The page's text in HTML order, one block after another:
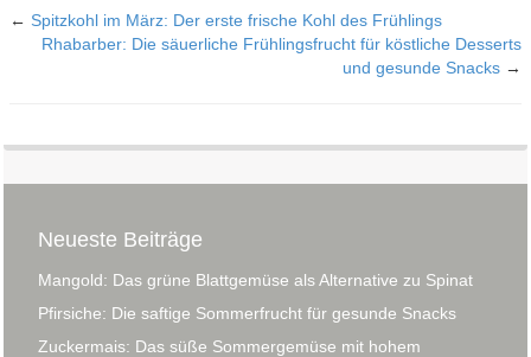
← Spitzkohl im März: Der erste frische Kohl des Frühlings
Rhabarber: Die säuerliche Frühlingsfrucht für köstliche Desserts
und gesunde Snacks →
Neueste Beiträge
Mangold: Das grüne Blattgemüse als Alternative zu Spinat
Pfirsiche: Die saftige Sommerfrucht für gesunde Snacks
Zuckermais: Das süße Sommergemüse mit hohem